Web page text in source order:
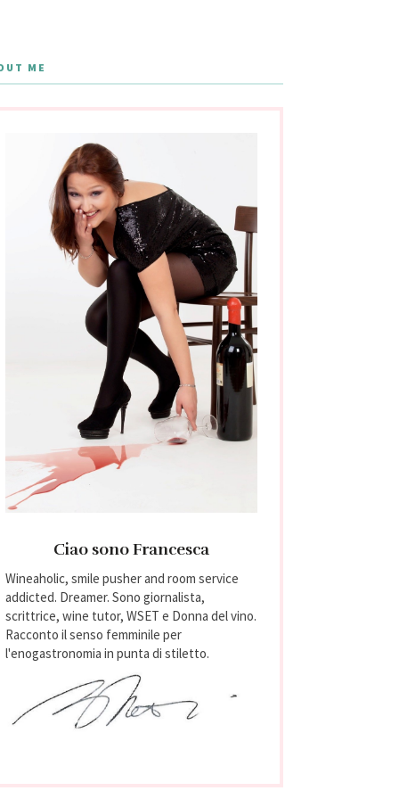
ME
Ciao sono Francesca
Wineaholic, smile pusher and room service
addicted. Dreamer. Sono giornalista,
scrittrice, wine tutor, WSET e Donna del vino.
Racconto il senso femminile per
l'enogastronomia in punta di stiletto.